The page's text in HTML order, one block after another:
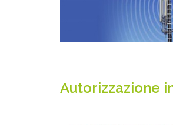
Autorizzazione